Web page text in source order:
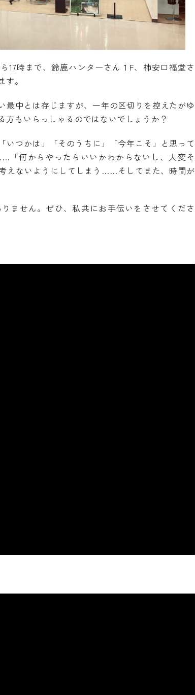
17時まで、鈴鹿ハンターさん１F、柿安口福堂さ
。
最中とは存じますが、一年の区切りを控えたがゆ
方もいらっしゃるのではないでしょうか？
いつかは」「そのうちに」「今年こそ」と思って
「何からやったらいいかわからないし、大変そ
えないようにしてしまう……そしてまた、時間が
ません。ぜひ、私共にお手伝いをさせてくださ